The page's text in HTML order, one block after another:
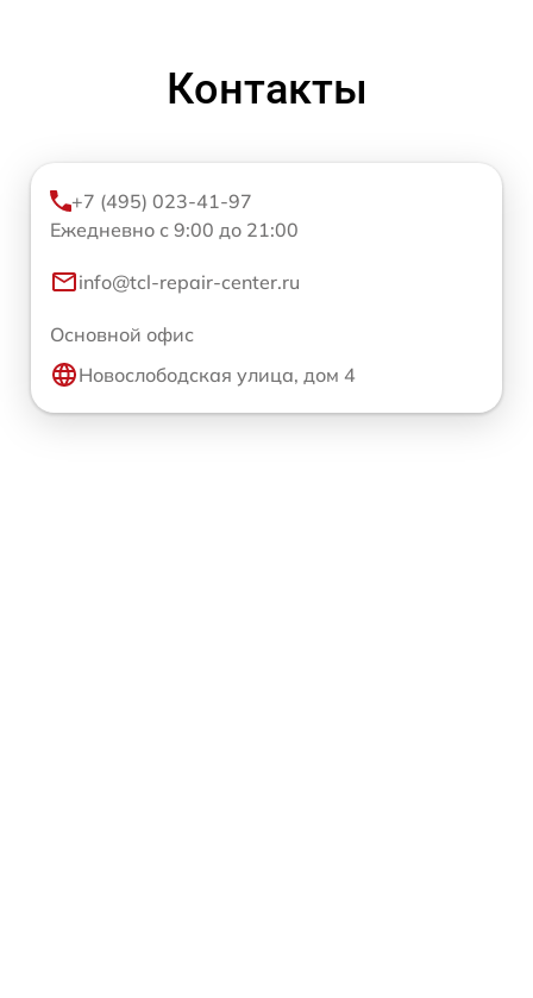
Контакты
+7 (495) 023-41-97
Ежедневно с 9:00 до 21:00
info@tcl-repair-center.ru
Основной офис
Новослободская улица, дом 4